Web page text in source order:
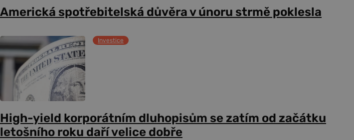
Americká spotřebitelská důvěra v únoru strmě poklesla
Investice
High-yield korporátním dluhopisům se zatím od začátku
letošního roku daří velice dobře